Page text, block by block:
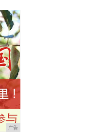
达中
广告